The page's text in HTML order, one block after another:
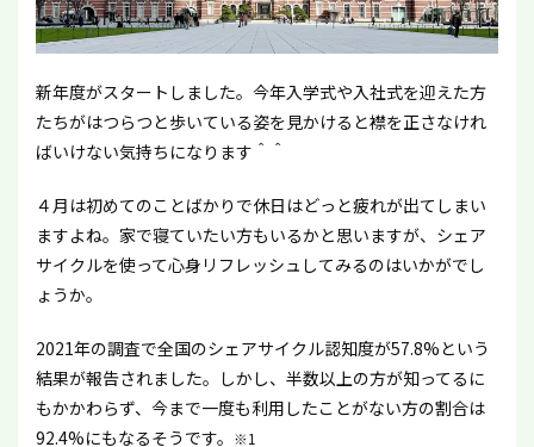
新年度がスタートしました。今年入学式や入社式を迎えた方
たちがはつらつと歩いている姿を見かけると襟を正さなけれ
ばいけない気持ちになります＾＾
４月は初めてのことばかりで休日はどっと疲れが出てしまい
ますよね。家で寝ていたい方もいるかと思いますが、シェア
サイクルを使って心身リフレッシュしてみるのはいかがでし
ょうか。
2021年の調査で全国のシェアサイクル認知度が57.8%という
結果が報告されました。しかし、半数以上の方が知ってるに
もかかわらず、今まで一度も利用したことがない方の割合は
92.4%にもなるそうです。 ※1